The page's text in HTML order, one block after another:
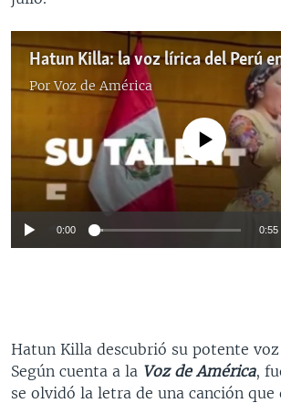
PorVoz de América
No media source currently
0:00 0:55
Hatun Killa descubrió su potente
Según cuenta a la Voz de América,
se olvidó la letra de una canción